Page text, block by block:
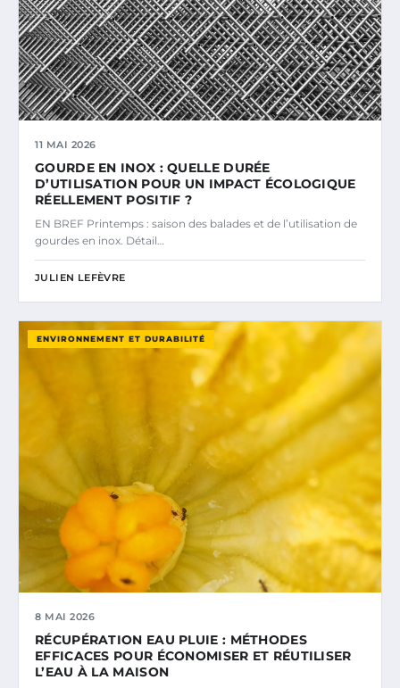
11 MAI 2026
GOURDE EN INOX : QUELLE DURÉE
D’UTILISATION POUR UN IMPACT ÉCOLOGIQUE
RÉELLEMENT POSITIF ?
EN BREF Printemps : saison des balades et de l’utilisation de
gourdes en inox. Détail…
JULIEN LEFÈVRE
ENVIRONNEMENT ET DURABILITÉ
8 MAI 2026
RÉCUPÉRATION EAU PLUIE : MÉTHODES
EFFICACES POUR ÉCONOMISER ET RÉUTILISER
L’EAU À LA MAISON